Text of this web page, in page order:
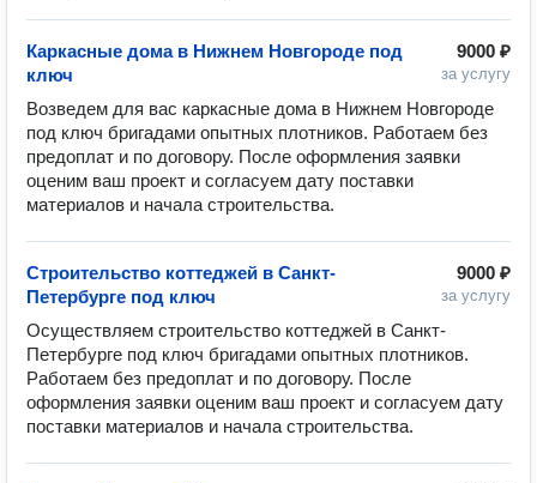
9000 ₽
за услугу
Каркасные дома в Нижнем Новгороде под
ключ
Возведем для вас каркасные дома в Нижнем Новгороде
под ключ бригадами опытных плотников. Работаем без
предоплат и по договору. После оформления заявки
оценим ваш проект и согласуем дату поставки
9000 ₽
за услугу
Строительство коттеджей в Санкт-
Петербурге под ключ
Осуществляем строительство коттеджей в Санкт-
Петербурге под ключ бригадами опытных плотников.
Работаем без предоплат и по договору. После
оформления заявки оценим ваш проект и согласуем дату